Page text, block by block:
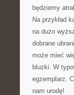
będziemy
Na przykład
na dużo
dobrane
może mieć
bluzki. W
egzemplarz.
nam urodę!